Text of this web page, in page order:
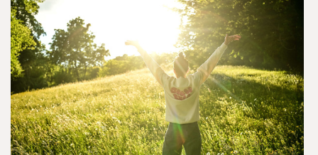
BIE RUN | Ober­see
Der Com­mu­ni­ty Run für Bie­le­feld
18:00 - 19:00 Uhr
Ober­see